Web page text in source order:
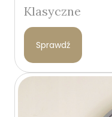
Klasyczne
Sprawdź